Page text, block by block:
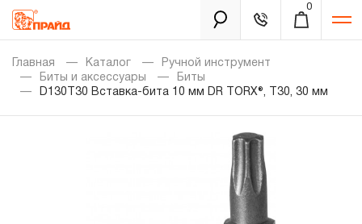
0
Каталог
Золотая лихорадка
Главная Каталог
Ручной инструмент
Биты и аксессуары
Биты
D130T30 Вставка-бита 10 мм DR TORX®, Т30, 30 мм